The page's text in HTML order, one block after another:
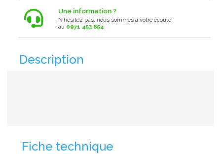
Une information ?
N’hésitez pas, nous sommes à votre écoute
au 0971 453 854
Description
Fiche technique